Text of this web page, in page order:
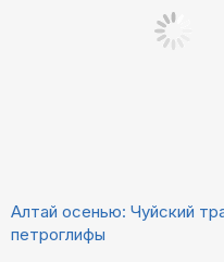
Алтай осенью: Чуйский
петроглифы